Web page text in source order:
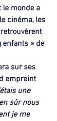
le monde a
cinéma, les
» de
sur ses
empreint
une
sûr nous
je me